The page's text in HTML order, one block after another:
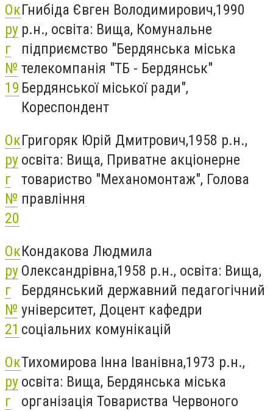
Ок
ру
г
№
19
Гнибіда Євген Володимирович,1990
р.н., освіта: Вища, Комунальне
підприємство "Бердянська міська
телекомпанія "ТБ - Бердянськ"
Бердянської міської ради",
Кореспондент
Ок
ру
г
№
20
Григоряк Юрій Дмитрович,1958 р.н.,
освіта: Вища, Приватне акціонерне
товариство "Механомонтаж", Голова
правління
Ок
ру
г
№
21
Кондакова Людмила
Олександрівна,1958 р.н., освіта: Вища,
Бердянський державний педагогічний
університет, Доцент кафедри
соціальних комунікацій
Ок
ру
г
Тихомирова Інна Іванівна,1973 р.н.,
освіта: Вища, Бердянська міська
організація Товариства Червоного